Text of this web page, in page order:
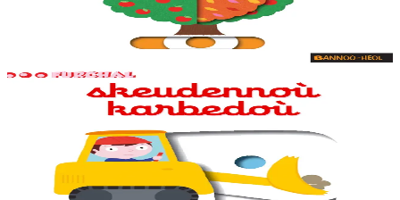
adalek ar golo. Ur c'hoari bihan evit kemer plijadur gant ar gerioù e
1 vloaz hag ouzhpenn
Skeudennoù bev azasaet ouzh ar re vihanañ war bep bajenn zoubl,
adalek ar golo. Ur c'hoari bihan evit kemer plijadur gant ar gerioù e
dibenn al levr.